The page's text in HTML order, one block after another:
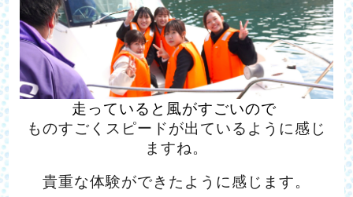
走っていると風がすごいので
ものすごくスピードが出ているように感じ
ますね。
貴重な体験ができたように感じます。